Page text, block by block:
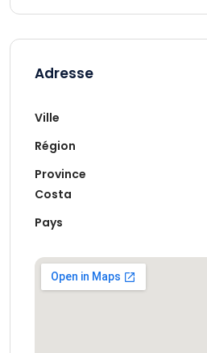
Adresse
Ville
Région
Province
Costa
Pays